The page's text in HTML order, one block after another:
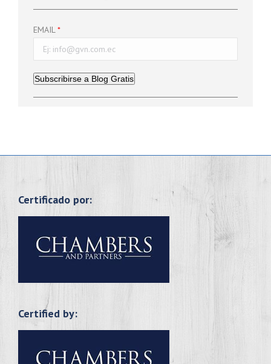
EMAIL
Subscribirse a Blog Gratis
Certificado por:
Certified by: